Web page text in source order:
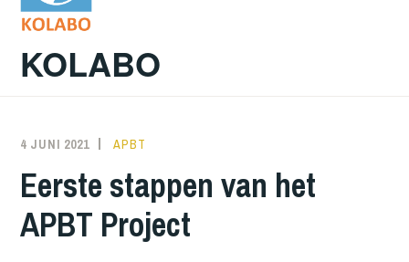
KOLABO
4 JUNI 2021 NORATUTS
APBT
Eerste stappen van het
APBT Project